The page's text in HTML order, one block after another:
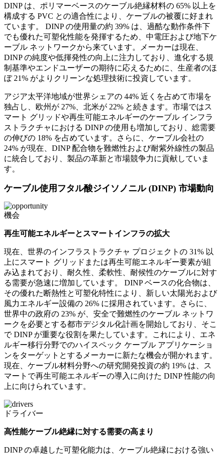
DINP は、ポリマーベースのケーブル絶縁材料の 65% 以上を
構成する PVC との適合性により、ケーブルの被覆に好まれ
ています。 DINP の使用量の約 39% は、過酷な動作条件下
でも優れた可塑化性能を発揮するため、中電圧および地下ケ
ーブル ネットワークから来ています。メーカーは現在、
DINP の純度や低揮発性の向上に注力しており、進化する規
制基準やエンドユーザーの期待に応えるために、生産者のほ
ぼ 21% がよりクリーンな処理技術に投資しています。
アジア太平洋地域が世界シェアの 44% 近くを占めて市場を
独占し、欧州が 27%、北米が 22% と続きます。市場ではス
マート グリッドや再生可能エネルギーのケーブル インフラ
ストラクチャにおける DINP の使用も増加しており、総需要
の伸びの 18% を占めています。さらに、ケーブル会社の
24% が現在、DINP 配合物を難燃性および耐紫外線性の製品
に統合しており、製品の革新と市場競争力に貢献していま
す。
ケーブル使用フタル酸ジイソノニル (DINP) 市場動向
機会
再生可能エネルギーとスマートインフラの拡大
現在、世界のインフラストラクチャ プロジェクトの 31% 以
上にスマート グリッドまたは再生可能エネルギー要素が組
み込まれており、耐久性、柔軟性、耐候性のケーブルに対す
る需要が急速に増加しています。 DINP ベースの化合物は、
その優れた断熱性と可塑化特性により、新しい太陽光および
風力エネルギー設備の 26% に採用されています。さらに、
世界中の政府の 23% が、安全で難燃性のケーブル ネットワ
ークを必要とする都市デジタル化計画を開始しており、そこ
で DINP が重要な役割を果たしています。これにより、エネ
ルギー移行分野でのハイスペック ケーブル アプリケーショ
ンをターゲットとするメーカーに新たな機会が開かれます。
現在、ケーブル材料分野への研究開発投資の約 19% は、ス
マートで再生可能エネルギーの導入に向けた DINP 性能の向
上に向けられています。
ドライバー
高性能ケーブル絶縁に対する需要の高まり
DINP の卓越した可塑化能力は、ケーブル絶縁における強い